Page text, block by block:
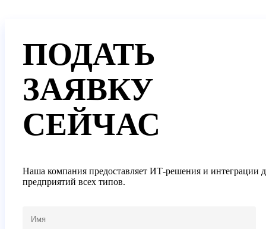
ПОДАТЬ
ЗАЯВКУ
СЕЙЧАС
Наша компания предоставляет ИТ-решения и интеграции
предприятий всех типов.